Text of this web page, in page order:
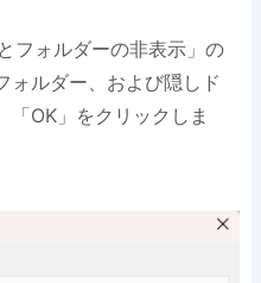
フォルダーの非表示」の
ォルダー、および隠しド
「OK」をクリックしま